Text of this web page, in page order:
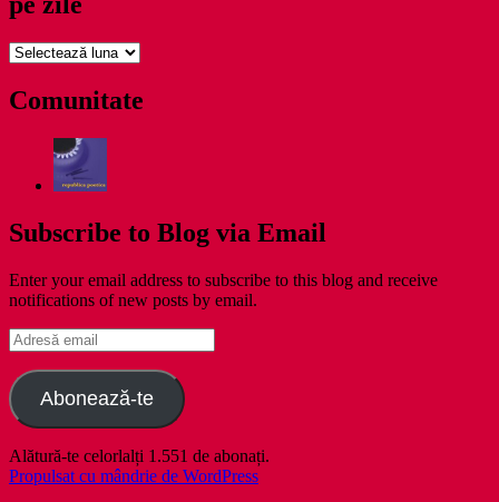
pe
Comunitate
Subscribe to Blog via Email
Enter your email address to subscribe to this blog and receive
notifications of new posts by email.
Adresă
email
Abonează-te
Alătură-te celorlalți 1.551 de abonați.
Propulsat cu mândrie de WordPress